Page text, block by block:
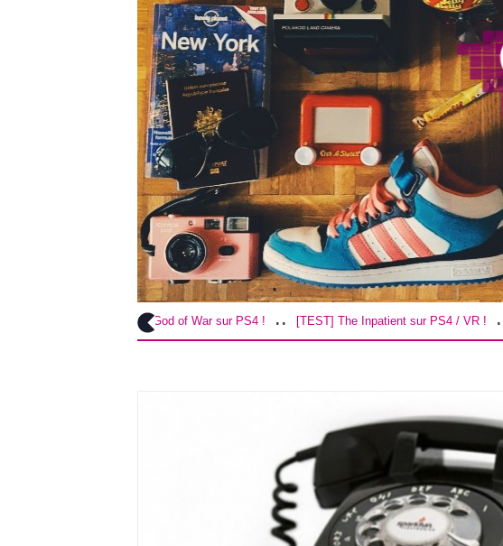
[TEST] God of War sur PS4 ! .. [TEST] The Inpatient sur PS4 / VR ! .. Crok’ Ta